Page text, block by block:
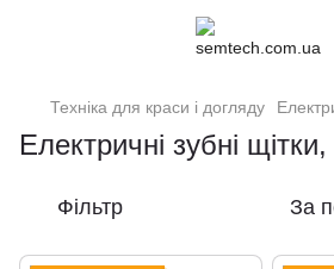
Техніка для краси і догляду
Електричні зубні щітки,
Фільтр За